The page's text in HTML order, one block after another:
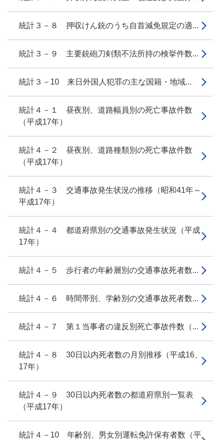
統計３－８ 押収けん銃のうち自首減免規定の適...
統計３－９ 主要銃砲刀剣類不法所持の検挙件数...
統計３－10 来日外国人犯罪の主な国籍・地域...
統計４－１ 昼夜別、道路幅員別の死亡事故件数
（平成17年）
統計４－２ 昼夜別、道路種類別の死亡事故件数
（平成17年）
統計４－３ 交通事故発生状況の推移（昭和41年～
平成17年）
統計４－４ 都道府県別の交通事故発生状況（平成
17年）
統計４－５ 歩行者の年齢層別の交通事故死者数...
統計４－６ 時間帯別、学齢別の交通事故死者数...
統計４－７ 第１当事者の違反別死亡事故件数（...
統計４－８ 30日以内死者数の月別推移（平成16、
17年）
統計４－９ 30日以内死者数の都道府県別一覧表
（平成17年）
統計４－10 年齢別、男女別運転免許保有者数（平